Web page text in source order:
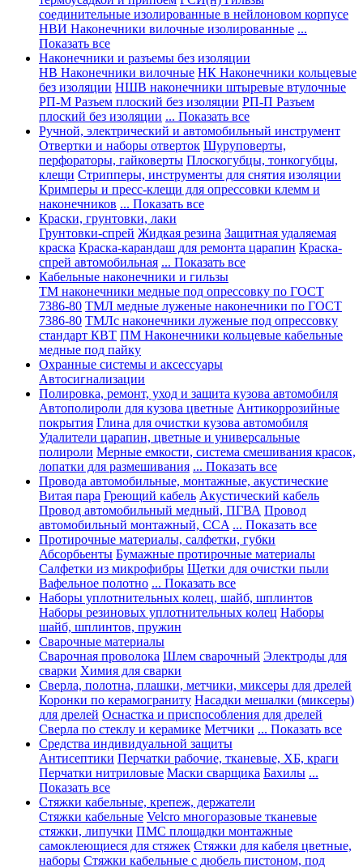
соединительные изолированные в нейлоновом корпусе
НВИ Наконечники вилочные изолированные ...
Показать все
Наконечники и разъемы без изоляции
НВ Наконечники вилочные НК Наконечники кольцевые
без изоляции НШВ наконечники штыревые втулочные
РП-М Разъем плоский без изоляции РП-П Разъем
плоский без изоляции ... Показать все
Ручной, электрический и автомобильный инструмент
Отвертки и наборы отверток Шуруповерты,
перфораторы, гайковерты Плоскогубцы, тонкогубцы,
клещи Стрипперы, инструменты для снятия изоляции
Кримперы и пресс-клещи для опрессовки клемм и
наконечников ... Показать все
Краски, грунтовки, лаки
Грунтовки-спрей Жидкая резина Защитная удаляемая
краска Краска-карандаш для ремонта царапин Краска-
спрей автомобильная ... Показать все
Кабельные наконечники и гильзы
ТМ наконечники медные под опрессовку по ГОСТ
7386-80 ТМЛ медные луженые наконечники по ГОСТ
7386-80 ТМЛс наконечники луженые под опрессовку
стандарт КВТ ПМ Наконечники кольцевые кабельные
медные под пайку
Охранные системы и аксессуары
Автосигнализации
Полировка, ремонт, уход и защита кузова автомобиля
Автополироли для кузова цветные Антикоррозийные
покрытия Глина для очистки кузова автомобиля
Удалители царапин, цветные и универсальные
полироли Мерные емкости, система смешивания красок,
лопатки для размешивания ... Показать все
Провода автомобильные, монтажные, акустические
Витая пара Греющий кабель Акустический кабель
Провод автомобильный медный, ПГВА Провод
автомобильный монтажный, CCA ... Показать все
Протирочные материалы, салфетки, губки
Абсорбьенты Бумажные протирочные материалы
Салфетки из микрофибры Щетки для очистки пыли
Вафельное полотно ... Показать все
Наборы уплотнительных колец, шайб, шплинтов
Наборы резиновых уплотнительных колец Наборы
шайб, шплинтов, пружин
Сварочные материалы
Сварочная проволока Шлем сварочный Электроды для
сварки Химия для сварки
Сверла, полотна, плашки, метчики, миксеры для дрелей
Коронки по керамограниту Насадки мешалки (миксеры)
для дрелей Оснастка и приспособления для дрелей
Сверла по стеклу и керамике Метчики ... Показать все
Средства индивидуальной защиты
Антисептики Перчатки рабочие, тканевые, ХБ, краги
Перчатки нитриловые Маски сварщика Бахилы ...
Показать все
Стяжки кабельные, крепеж, держатели
Стяжки кабельные Velcro многоразовые тканевые
стяжки, липучки ПМС площадки монтажные
самоклеющиеся для стяжек Стяжки для кабеля цветные,
наборы Стяжки кабельные с дюбель пистоном, под